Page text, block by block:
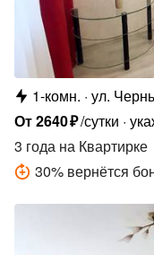
1-комн. ул.
От2640₽/сутки
3 года на Квартирке
30% вернётся